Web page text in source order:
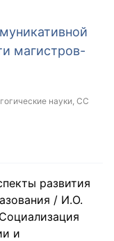
магистров-
науки, CC
развития
/ И.О.
и